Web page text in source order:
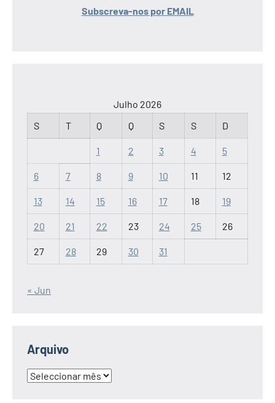
Subscreva-nos por EMAIL
Julho 2026
S
T Q Q S S D
1 2 3 4 5
6 7 8 9 10 11 12
13 14 15 16 17 18 19
20 21 22 23 24 25 26
27 28 29 30 31
« Jun
Arquivo
Arquivo